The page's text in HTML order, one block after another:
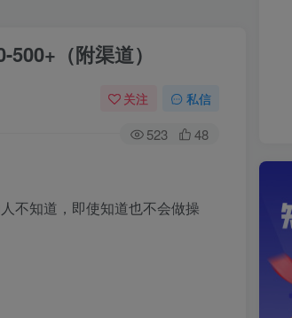
（附渠道）
关注 私信
523 48
不知道，即使知道也不会做操